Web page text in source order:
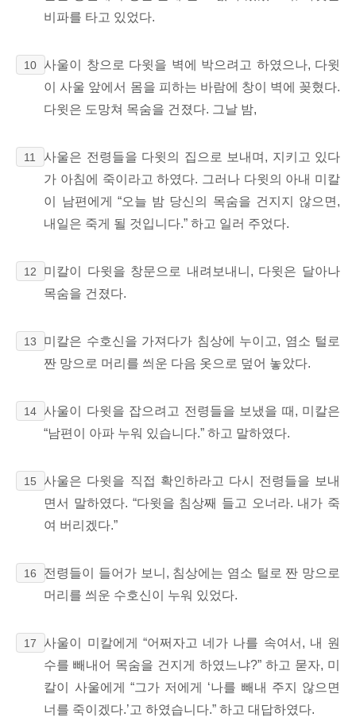
비파를 타고 있었다.
10
사울이 창으로 다윗을 벽에 박으려고 하였으나, 다윗
이 사울 앞에서 몸을 피하는 바람에 창이 벽에 꽂혔다.
다윗은 도망쳐 목숨을 건졌다. 그날 밤,
11
사울은 전령들을 다윗의 집으로 보내며, 지키고 있다
가 아침에 죽이라고 하였다. 그러나 다윗의 아내 미칼
이 남편에게 “오늘 밤 당신의 목숨을 건지지 않으면,
내일은 죽게 될 것입니다.” 하고 일러 주었다.
12
미칼이 다윗을 창문으로 내려보내니, 다윗은 달아나
목숨을 건졌다.
13 미칼은 수호신을 가져다가 침상에 누이고, 염소 털로
짠 망으로 머리를 씌운 다음 옷으로 덮어 놓았다.
14
사울이 다윗을 잡으려고 전령들을 보냈을 때, 미칼은
“남편이 아파 누워 있습니다.” 하고 말하였다.
15
사울은 다윗을 직접 확인하라고 다시 전령들을 보내
면서 말하였다. “다윗을 침상째 들고 오너라. 내가 죽
여 버리겠다.”
16
전령들이 들어가 보니, 침상에는 염소 털로 짠 망으로
머리를 씌운 수호신이 누워 있었다.
17
사울이 미칼에게 “어쩌자고 네가 나를 속여서, 내 원
수를 빼내어 목숨을 건지게 하였느냐?” 하고 묻자, 미
칼이 사울에게 “그가 저에게 ‘나를 빼내 주지 않으면
너를 죽이겠다.’고 하였습니다.” 하고 대답하였다.